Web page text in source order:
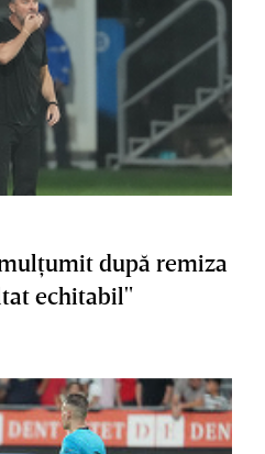
după remiza
echitabil"